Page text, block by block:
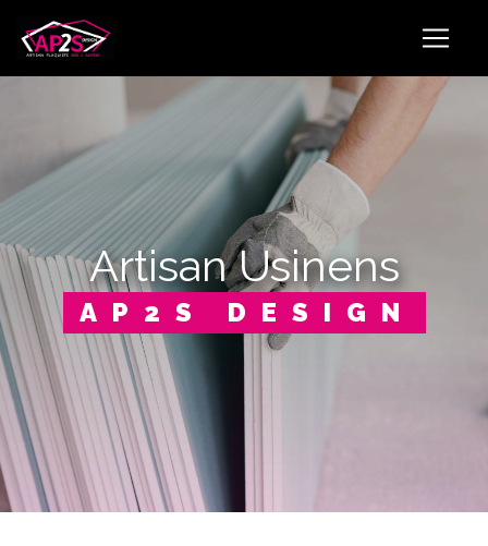
artisan Usinens
AP2S DESIGN